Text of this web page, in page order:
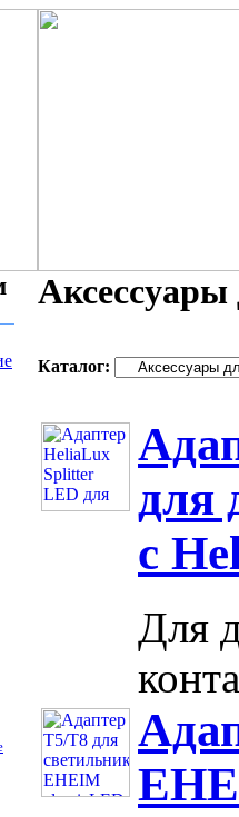
Каталог:
для
с
Для